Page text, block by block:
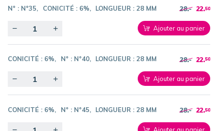
N° : N°35 CONICITÉ : 6% LONGUEUR : 28 MM 28.- 22.50
Quantity Ajouter au panier
CONICITÉ : 6% N° : N°40 LONGUEUR : 28 MM 28.- 22.50
Quantity Ajouter au panier
CONICITÉ : 6% N° : N°45 LONGUEUR : 28 MM 28.- 22.50
Quantity Ajouter au panier